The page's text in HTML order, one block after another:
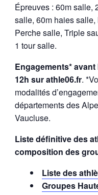
Épreuves : 60m salle,
salle, 60m haies
Perche salle, Triple
1 tour salle.
Engagements*
12h sur athle06.fr.
modalités
départements des
Vaucluse.
Liste définitive des
composition des
Liste des
Groupes